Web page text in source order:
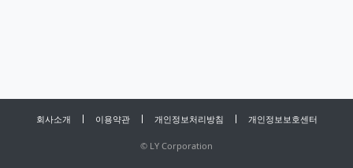
회사소개 이용약관 개인정보처리방침 개인정보보호센터
© LY Corporation